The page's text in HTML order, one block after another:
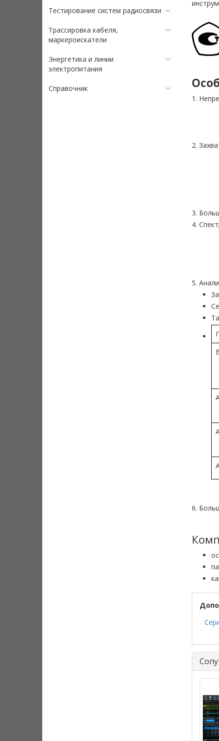
Тестирование систем радиосвязи
Трассировка кабеля,
маркероискатели
Энергетика и линии
электропитания
Справочник
1.
2.
3.
4.
5.
6.